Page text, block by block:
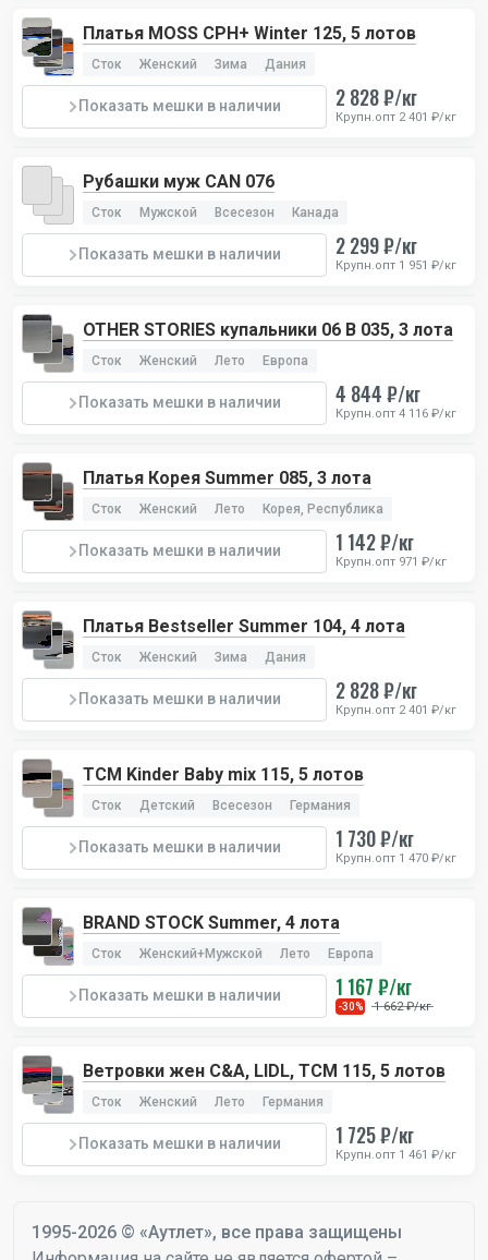
Платья MOSS CPH+ Winter 125, 5 лотов
Сток Женский Зима Дания
Показать мешки в наличии 2 828 ₽/кг
Крупн.опт 2 401 ₽/кг
Рубашки муж CAN 076
Сток Мужской Всесезон Канада
Показать мешки в наличии 2 299 ₽/кг
Крупн.опт 1 951 ₽/кг
OTHER STORIES купальники 06 B 035, 3 лота
Сток Женский Лето Европа
Показать мешки в наличии 4 844 ₽/кг
Крупн.опт 4 116 ₽/кг
Платья Корея Summer 085, 3 лота
Сток Женский Лето Корея, Республика
Показать мешки в наличии 1 142 ₽/кг
Крупн.опт 971 ₽/кг
Платья Bestseller Summer 104, 4 лота
Сток Женский Зима Дания
Показать мешки в наличии 2 828 ₽/кг
Крупн.опт 2 401 ₽/кг
TCM Kinder Baby mix 115, 5 лотов
Сток Детский Всесезон Германия
Показать мешки в наличии 1 730 ₽/кг
Крупн.опт 1 470 ₽/кг
BRAND STOCK Summer, 4 лота
Сток Женский+Мужской Лето Европа
Показать мешки в наличии 1 167 ₽/кг
-30% 1 662 ₽/кг
Ветровки жен C&A, LIDL, TCM 115, 5 лотов
Сток Женский Лето Германия
Показать мешки в наличии 1 725 ₽/кг
Крупн.опт 1 461 ₽/кг
1995-2026 © «Аутлет», все права защищены